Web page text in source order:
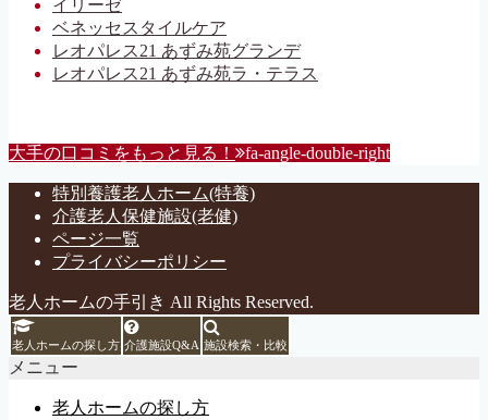
イリーゼ
ベネッセスタイルケア
レオパレス21 あずみ苑グランデ
レオパレス21 あずみ苑ラ・テラス
大手の口コミをもっと見る！ fa-angle-double-right
特別養護老人ホーム(特養)
介護老人保健施設(老健)
ページ一覧
プライバシーポリシー
老人ホームの手引き All Rights Reserved.
老人ホームの探し方 介護施設Q&A 施設検索・比較
メニュー
老人ホームの探し方